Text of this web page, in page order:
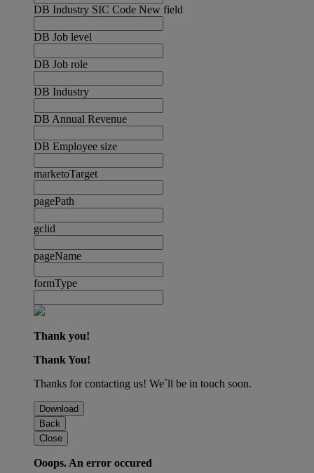
DB Industry SIC Code New field
DB Job level
DB Job role
DB Industry
DB Annual Revenue
DB Employee size
marketoTarget
pagePath
gclid
pageName
formType
Thank you!
Thank You!
Thanks for contacting us! We´ll be in touch soon.
Download
Back
Close
Ooops. An error occured